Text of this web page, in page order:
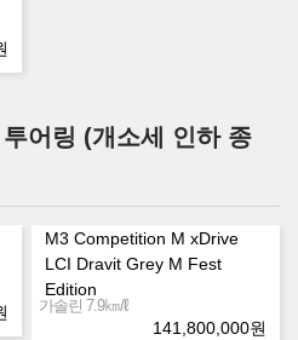
어링 (개소세 인하 종
M3 Competition M xDrive
LCI Dravit Grey M Fest
Edition
가솔린 7.9㎞/ℓ
141,800,000원